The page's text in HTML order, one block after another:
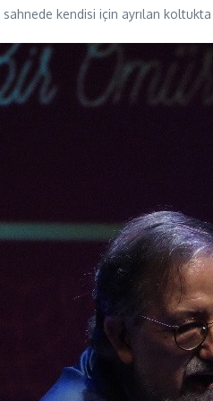
kendisi için ayrılan